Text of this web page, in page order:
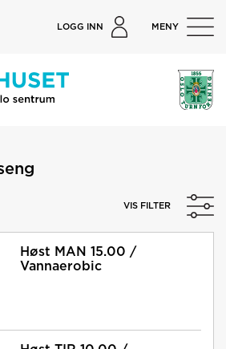
LOGG INN MENY
VIS FILTER
Høst MAN 15.00 /
Vannaerobic